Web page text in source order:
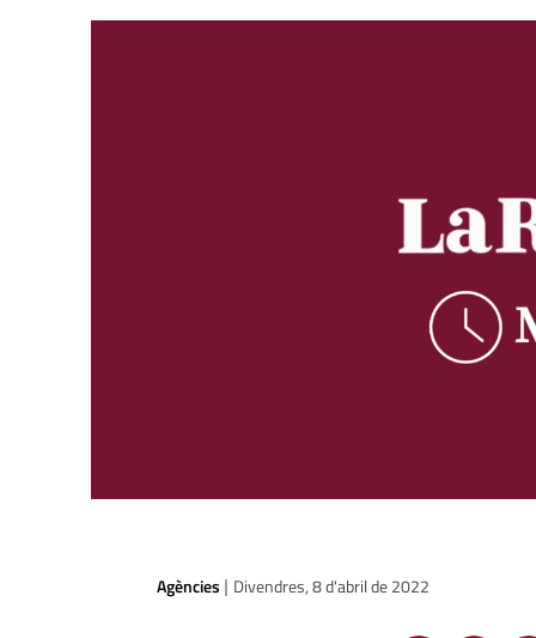
Agències | Divendres, 8 d'abril de 2022